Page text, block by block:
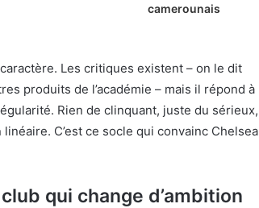
camerounais
Les critiques existent – on le dit
produits de l’académie – mais il répond à
Rien de clinquant, juste du sérieux,
C’est ce socle qui convainc Chelsea
qui change d’ambition